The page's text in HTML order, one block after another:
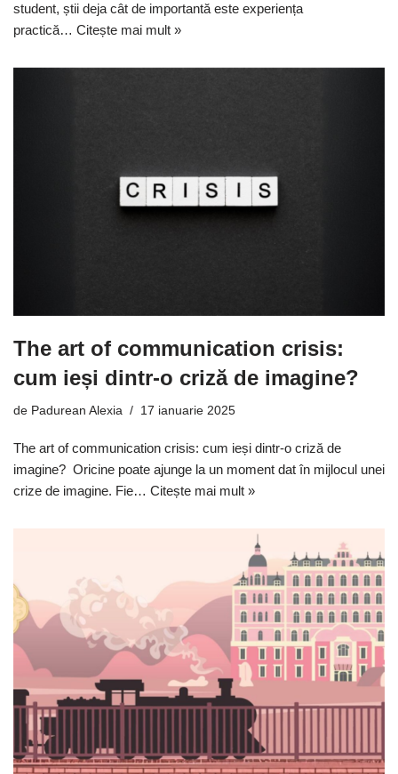
student, știi deja cât de importantă este experiența
practică… Citește mai mult »
The art of communication crisis:
cum ieși dintr-o criză de imagine?
de Padurean Alexia 17 ianuarie 2025
The art of communication crisis: cum ieși dintr-o criză de
imagine? Oricine poate ajunge la un moment dat în mijlocul unei
crize de imagine. Fie… Citește mai mult »